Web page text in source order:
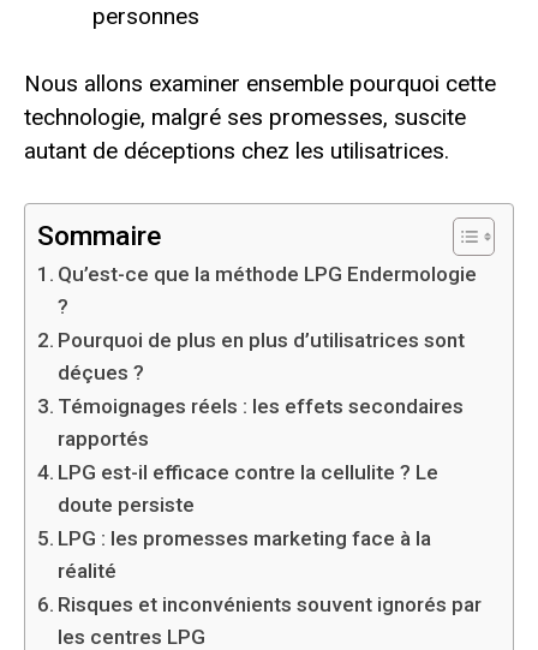
personnes
Nous allons examiner ensemble pourquoi cette
technologie, malgré ses promesses, suscite
autant de déceptions chez les utilisatrices.
Sommaire
Qu’est-ce que la méthode LPG Endermologie
?
Pourquoi de plus en plus d’utilisatrices sont
déçues ?
Témoignages réels : les effets secondaires
rapportés
LPG est-il efficace contre la cellulite ? Le
doute persiste
LPG : les promesses marketing face à la
réalité
Risques et inconvénients souvent ignorés par
les centres LPG